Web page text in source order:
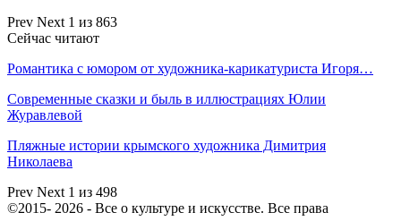
Prev Next 1 из 863
Сейчас читают
Романтика с юмором от художника-карикатуриста Игоря…
Современные сказки и быль в иллюстрациях Юлии
Журавлевой
Пляжные истории крымского художника Димитрия
Николаева
Prev Next 1 из 498
©2015- 2026 - Все о культуре и искусстве. Все права